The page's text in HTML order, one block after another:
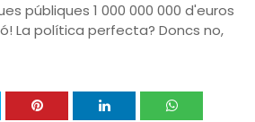
públiques 1 000 000 000 d'euros
La política perfecta? Doncs no,